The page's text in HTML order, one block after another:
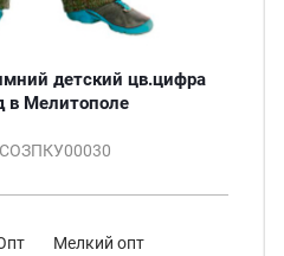
цв.цифра
в Мелитополе
СОЗПКУ00030
Мелкий опт